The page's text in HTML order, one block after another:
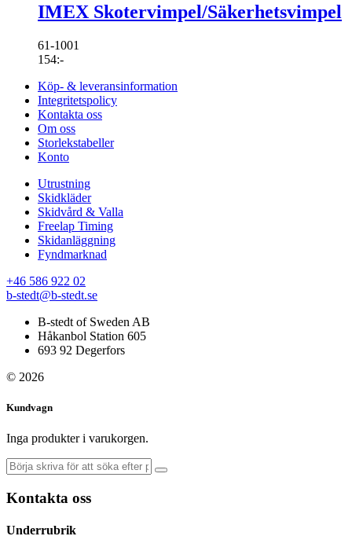
IMEX Skotervimpel/Säkerhetsvimpel
61-1001
154:-
Köp- & leveransinformation
Integritetspolicy
Kontakta oss
Om oss
Storlekstabeller
Konto
Utrustning
Skidkläder
Skidvård & Valla
Freelap Timing
Skidanläggning
Fyndmarknad
+46 586 922 02
b-stedt@b-stedt.se
B-stedt of Sweden AB
Håkanbol Station 605
693 92 Degerfors
© 2026
Kundvagn
Inga produkter i varukorgen.
Kontakta oss
Underrubrik